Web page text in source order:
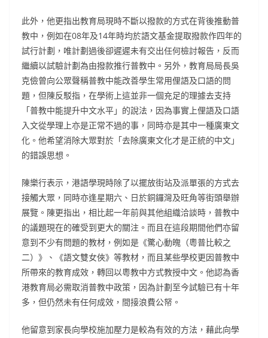
此外，他更指出教育局現時不斷以撥款的方式在背後推動普
教中，例如在08年及14年時均於語文基金提取撥款作四年的
試行計劃，唯計劃過後卻遲遲未有交出任何檢討報告，反而
繼續以試驗計劃為由撥款推行普教中。另外，教育局局長吳
克儉曾向公眾聲稱普教中能改善學生常用俚語及口語的問
題，但陳反駁指，在學術上這並非一個充足的理據去支持
「普教中能提升中文水平」的說法，因為事實上俚語及口語
入文從學理上亦是正常不過的事，同時亦是其中一種廣東文
化。他希望消除大眾對於「去除廣東文化才是正統的中文」
的錯誤思想。
陳樂行表示，港語學現時除了以擺放街站及派單張的方式去
接觸大眾，同時亦逢星期六、日於銅鑼灣及旺角等街頭舉辦
展覽。陳更指出，相比起一年前與其他組織洽談時，普教中
的議題現在的確受到更大的關注。而且在這段期間他們亦留
意到不少有問題的教材，例如是《驚心動魄（粵普比較之
二）》、《語文雙女俠》等教材，而且某些學校更因普教中
所帶來的教育成效，轉回以粵教中方式教授中文。他認為香
港教育局必需取消普教中政策，因為計劃至今試驗已有十年
多，但仍然未有任何成效，間接浪費公帑。
他留意到家長向學校施加壓力是較為有效的方法，藉此向學